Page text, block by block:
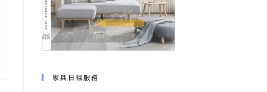
家具日租服務